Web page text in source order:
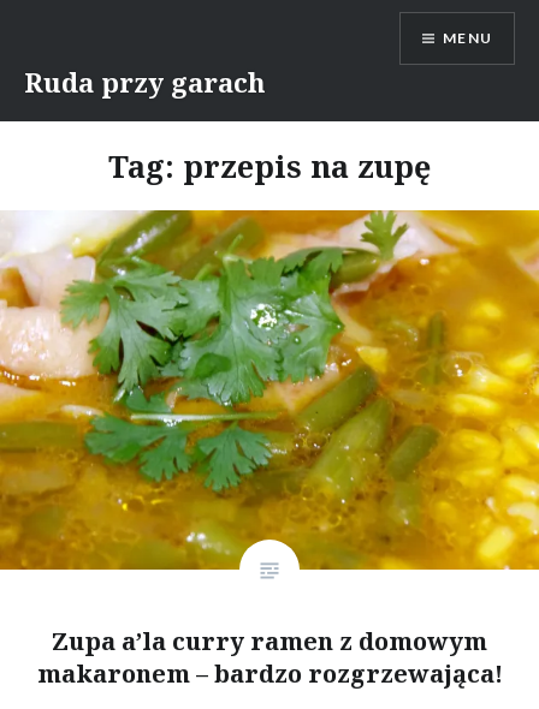
content
Ruda przy garach
MENU
Tag: przepis na zupę
Zupa a’la curry ramen z domowym
makaronem – bardzo rozgrzewająca!